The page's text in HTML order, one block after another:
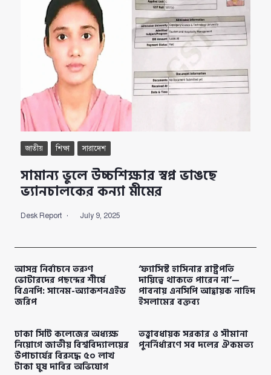
জাতীয় শিক্ষা সারাদেশ
সামান্য ভুলে উচ্চশিক্ষার স্বপ্ন ভাঙছে
ভ্যানচালকের কন্যা মীমের
Desk Report July 9, 2025
আসন্ন নির্বাচনে তরুণ
ভোটারদের পছন্দের শীর্ষে
বিএনপি: সানেম-অ্যাকশনএইড
জরিপ
‘ফ্যাসিস্ট হাসিনার রাষ্ট্রপতি
দায়িত্বে থাকতে পারেন না’—
পাবনায় এনসিপি আহ্বায়ক নাহিদ
ইসলামের বক্তব্য
ঢাকা সিটি কলেজের অধ্যক্ষ
নিয়োগে জাতীয় বিশ্ববিদ্যালয়ের
উপাচার্যের বিরুদ্ধে ৫০ লাখ
টাকা ঘুষ দাবির অভিযোগ
তত্ত্বাবধায়ক সরকার ও সীমানা
পুনর্নির্ধারণে সব দলের ঐকমত্য